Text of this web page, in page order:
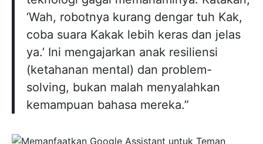
‘Wah, robotnya kurang dengar tuh Kak,
coba suara Kakak lebih keras dan jelas
ya.’ Ini mengajarkan anak resiliensi
(ketahanan mental) dan problem-
solving, bukan malah menyalahkan
kemampuan bahasa mereka.”